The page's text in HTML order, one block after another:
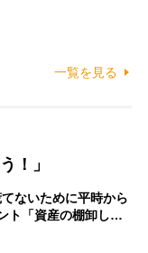
一覧を見る
！」
ないために平時から
ト「資産の棚卸し…